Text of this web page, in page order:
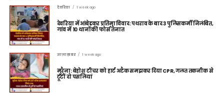
देवरिया 1 week ago
देवरिया में आंबेडकर प्रतिमा विवाद: पथराव के बाद 3 पुलिसकर्मी निलंबित,
गांव में 10 थानों की फोर्स तैनात
ताज़ा ख़बर 1 week ago
मुरैना: बेहोश टीचर को हार्ट अटैक समझकर दिया CPR, गलत तकनीक से
टूटीं दो पसलियां